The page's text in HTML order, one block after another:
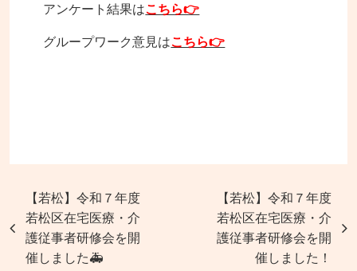
アンケート結果はこちら👉
グループワーク意見はこちら👉
【若松】令和７年度
若松区在宅医療・介
護従事者研修会を開
催しました🚑
【若松】令和７年度
若松区在宅医療・介
護従事者研修会を開
催しました！